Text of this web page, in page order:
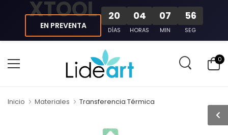
XTOOL
EN PREVENTA
20
DÍAS
04
HORAS
07
MIN
56
SEG
0
Inicio Materiales Transferencia Térmica